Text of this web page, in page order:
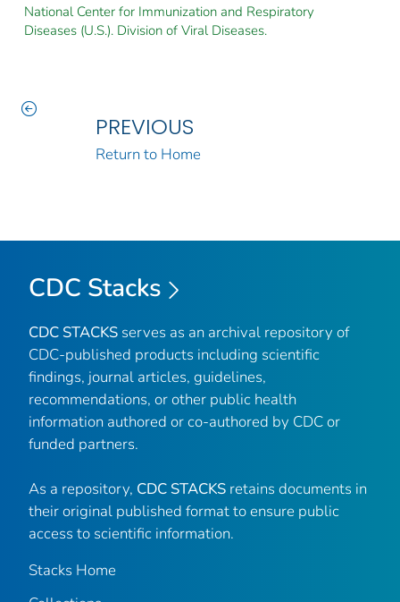
National Center for Immunization and Respiratory
Diseases (U.S.). Division of Viral Diseases.
PREVIOUS
Return to Home
CDC Stacks
CDC STACKS serves as an archival repository of
CDC-published products including scientific
findings, journal articles, guidelines,
recommendations, or other public health
information authored or co-authored by CDC or
funded partners.
As a repository, CDC STACKS retains documents in
their original published format to ensure public
access to scientific information.
Stacks Home